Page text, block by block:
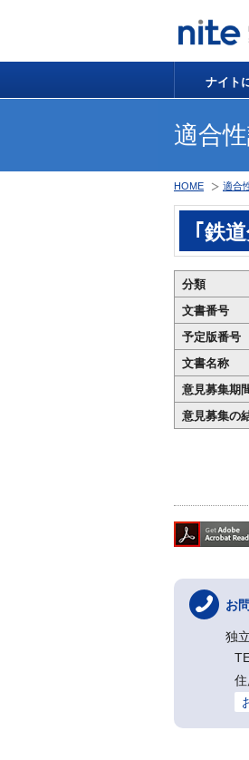
ナイト
適合
HOME 適合
｢鉄
分類
文書番号
予定版番号
文書名称
意見募集期
意見募集の
お
独